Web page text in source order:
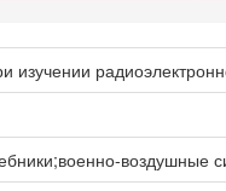
изучении
воздушные